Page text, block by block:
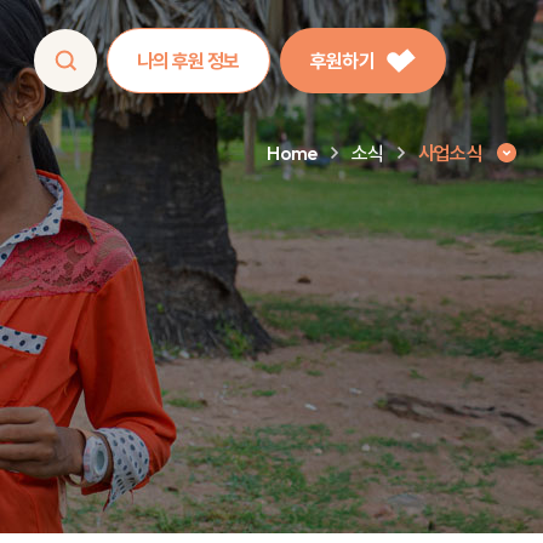
나의 후원 정보 후원하기
Home 소식 사업소식